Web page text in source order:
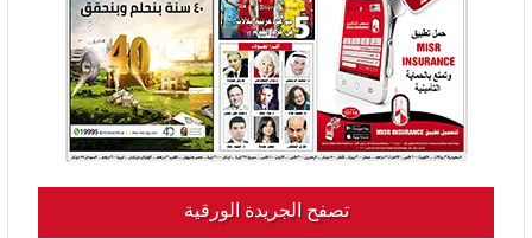
تصفح الجريدة الورقية